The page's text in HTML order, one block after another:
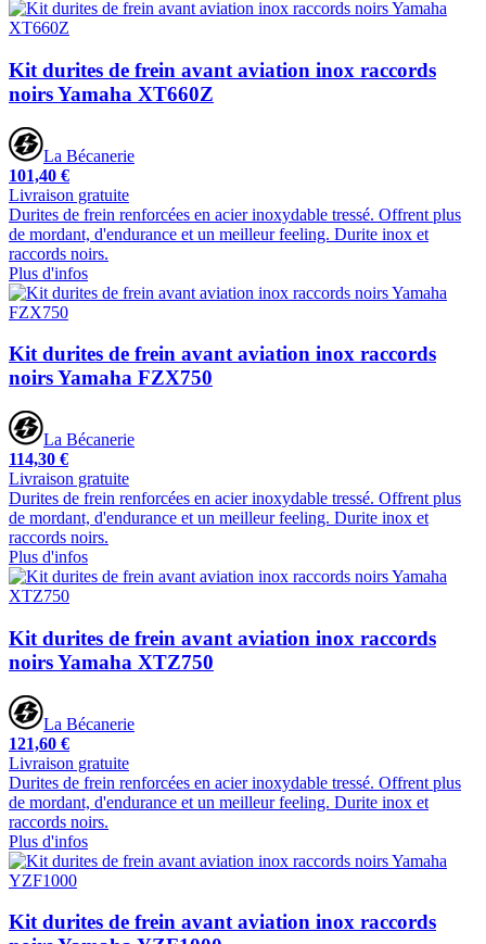
Kit durites de frein avant aviation inox raccords
noirs Yamaha XT660Z
La Bécanerie
101,40 €
Livraison gratuite
Durites de frein renforcées en acier inoxydable tressé. Offrent plus
de mordant, d'endurance et un meilleur feeling. Durite inox et
raccords noirs.
Plus d'infos
Kit durites de frein avant aviation inox raccords
noirs Yamaha FZX750
La Bécanerie
114,30 €
Livraison gratuite
Durites de frein renforcées en acier inoxydable tressé. Offrent plus
de mordant, d'endurance et un meilleur feeling. Durite inox et
raccords noirs.
Plus d'infos
Kit durites de frein avant aviation inox raccords
noirs Yamaha XTZ750
La Bécanerie
121,60 €
Livraison gratuite
Durites de frein renforcées en acier inoxydable tressé. Offrent plus
de mordant, d'endurance et un meilleur feeling. Durite inox et
raccords noirs.
Plus d'infos
Kit durites de frein avant aviation inox raccords